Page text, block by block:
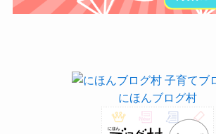
にほんブログ村